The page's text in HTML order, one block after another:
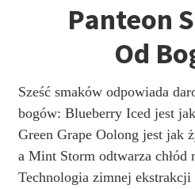
Panteon
Od
Sześć smaków odpowiada
bogów: Blueberry Iced jest
Green Grape Oolong jest jak
a Mint Storm odtwarza chłód
Technologia zimnej ekstrakcji